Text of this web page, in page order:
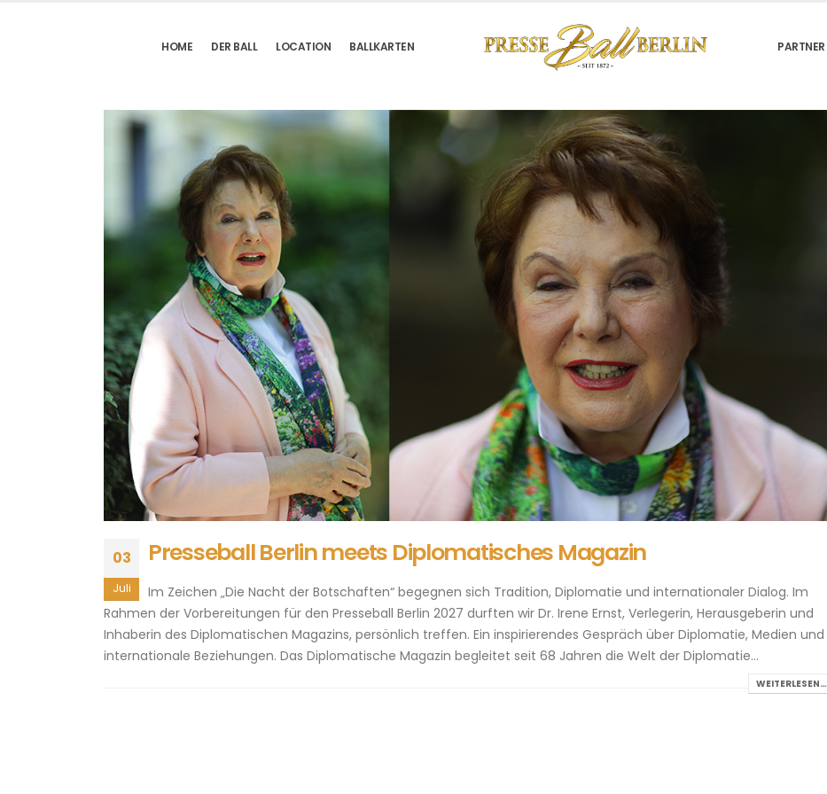
HOME DER BALL LOCATION BALLKARTEN PARTNER
03
Juli
Presseball Berlin meets Diplomatisches Magazin
Im Zeichen „Die Nacht der Botschaften“ begegnen sich Tradition, Diplomatie und internationaler Dialog. Im
Rahmen der Vorbereitungen für den Presseball Berlin 2027 durften wir Dr. Irene Ernst, Verlegerin, Herausgeberin und
Inhaberin des Diplomatischen Magazins, persönlich treffen. Ein inspirierendes Gespräch über Diplomatie, Medien und
internationale Beziehungen. Das Diplomatische Magazin begleitet seit 68 Jahren die Welt der Diplomatie...
WEITERLESEN…